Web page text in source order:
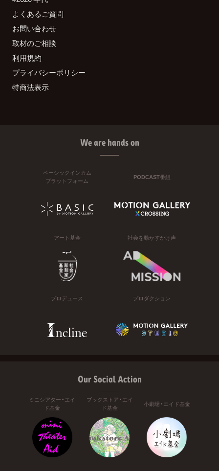
よくあるご質問
お問い合わせ
取材のご相談
利用規約
プライバシーポリシー
特商法表示
We are hands on
ベーシックインカム
プラットフォーム
PODCAST番組
アート基金 社会を動かすかけ声
プロデュース プロダクション
Our Social Action
ミニシアター・エイ
ド基金
ブックストア・エイ
ド基金
小劇場・エイド基金